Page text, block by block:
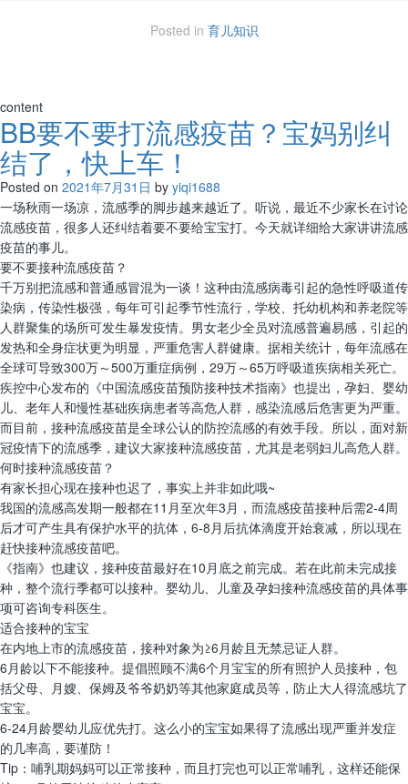
Posted in 育儿知识
content
BB要不要打流感疫苗？宝妈别纠
结了，快上车！
Posted on 2021年7月31日 by yiqi1688
一场秋雨一场凉，流感季的脚步越来越近了。听说，最近不少家长在讨论
流感疫苗，很多人还纠结着要不要给宝宝打。今天就详细给大家讲讲流感
疫苗的事儿。
要不要接种流感疫苗？
千万别把流感和普通感冒混为一谈！这种由流感病毒引起的急性呼吸道传
染病，传染性极强，每年可引起季节性流行，学校、托幼机构和养老院等
人群聚集的场所可发生暴发疫情。男女老少全员对流感普遍易感，引起的
发热和全身症状更为明显，严重危害人群健康。据相关统计，每年流感在
全球可导致300万～500万重症病例，29万～65万呼吸道疾病相关死亡。
疾控中心发布的《中国流感疫苗预防接种技术指南》也提出，孕妇、婴幼
儿、老年人和慢性基础疾病患者等高危人群，感染流感后危害更为严重。
而目前，接种流感疫苗是全球公认的防控流感的有效手段。所以，面对新
冠疫情下的流感季，建议大家接种流感疫苗，尤其是老弱妇儿高危人群。
何时接种流感疫苗？
有家长担心现在接种也迟了，事实上并非如此哦~
我国的流感高发期一般都在11月至次年3月，而流感疫苗接种后需2-4周
后才可产生具有保护水平的抗体，6-8月后抗体滴度开始衰减，所以现在
赶快接种流感疫苗吧。
《指南》也建议，接种疫苗最好在10月底之前完成。若在此前未完成接
种，整个流行季都可以接种。婴幼儿、儿童及孕妇接种流感疫苗的具体事
项可咨询专科医生。
适合接种的宝宝
在内地上市的流感疫苗，接种对象为≥6月龄且无禁忌证人群。
6月龄以下不能接种。提倡照顾不满6个月宝宝的所有照护人员接种，包
括父母、月嫂、保姆及爷爷奶奶等其他家庭成员等，防止大人得流感坑了
宝宝。
6-24月龄婴幼儿应优先打。这么小的宝宝如果得了流感出现严重并发症
的几率高，要谨防！
Tip：哺乳期妈妈可以正常接种，而且打完也可以正常哺乳，这样还能保